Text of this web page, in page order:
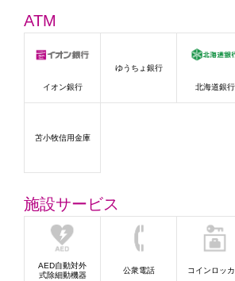
ATM
イオン銀行
ゆうちょ銀行
北海道銀行
苫小牧信用金庫
施設サービス
AED自動対外
式除細動機器
公衆電話 コインロッ